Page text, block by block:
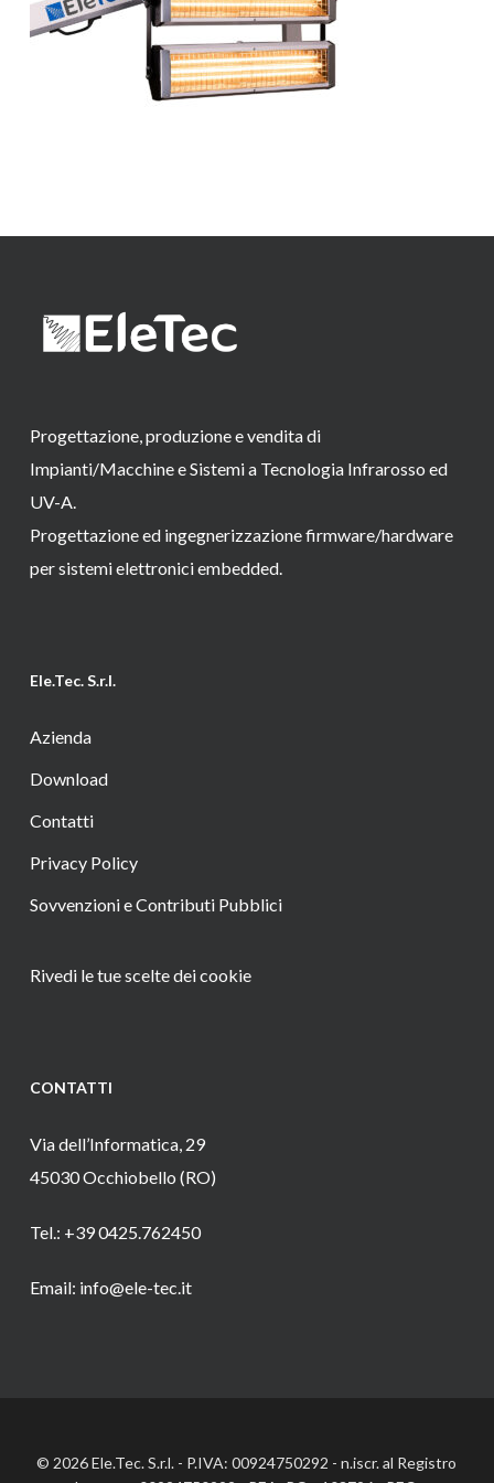
Progettazione, produzione e vendita di
Impianti/Macchine e Sistemi a Tecnologia Infrarosso ed
UV-A.
Progettazione ed ingegnerizzazione firmware/hardware
per sistemi elettronici embedded.
Ele.Tec. S.r.l.
Azienda
Download
Contatti
Privacy Policy
Sovvenzioni e Contributi Pubblici
Rivedi le tue scelte dei cookie
CONTATTI
Via dell’Informatica, 29
45030 Occhiobello (RO)
Tel.: +39 0425.762450
Email: info@ele-tec.it
© 2026 Ele.Tec. S.r.l. - P.IVA: 00924750292 - n.iscr. al Registro